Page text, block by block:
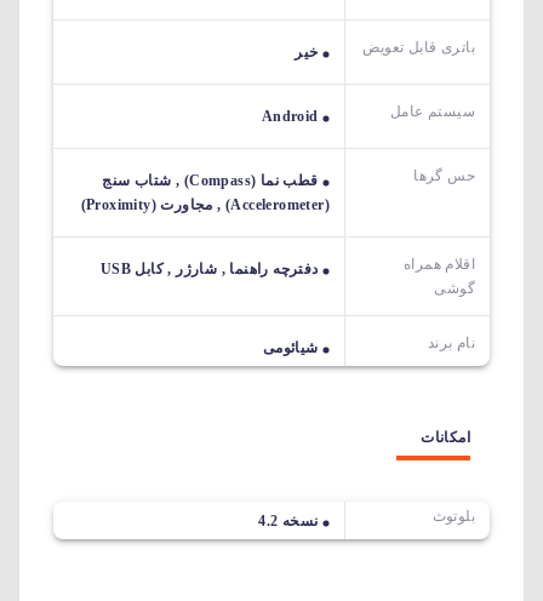
باتری قابل تعویض خیر
سیستم عامل Android
حس گرها
قطب نما (Compass) , شتاب سنج
(Accelerometer) , مجاورت (Proximity)
اقلام همراه
گوشی
دفترچه راهنما , شارژر , کابل USB
نام برند شیائومی
امکانات
بلوتوث نسخه 4.2